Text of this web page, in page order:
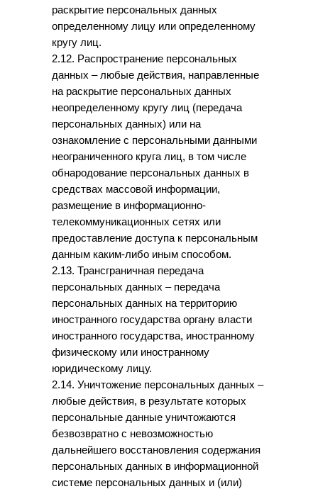
раскрытие персональных данных
определенному лицу или определенному
кругу лиц.
2.12. Распространение персональных
данных – любые действия, направленные
на раскрытие персональных данных
неопределенному кругу лиц (передача
персональных данных) или на
ознакомление с персональными данными
неограниченного круга лиц, в том числе
обнародование персональных данных в
средствах массовой информации,
размещение в информационно-
телекоммуникационных сетях или
предоставление доступа к персональным
данным каким-либо иным способом.
2.13. Трансграничная передача
персональных данных – передача
персональных данных на территорию
иностранного государства органу власти
иностранного государства, иностранному
физическому или иностранному
юридическому лицу.
2.14. Уничтожение персональных данных –
любые действия, в результате которых
персональные данные уничтожаются
безвозвратно с невозможностью
дальнейшего восстановления содержания
персональных данных в информационной
системе персональных данных и (или)